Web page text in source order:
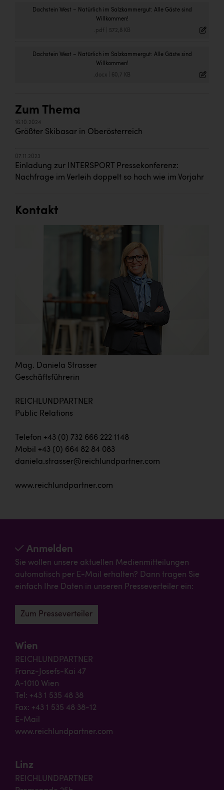
Dachstein West – Natürlich im Salzkammergut: Alle Gäste sind
Willkommen!
.pdf 572,8 KB
Dachstein West – Natürlich im Salzkammergut: Alle Gäste sind
Willkommen!
.docx 60,7 KB
Zum Thema
16.10.2024
Größter Skibasar in Oberösterreich
07.11.2023
Einladung zur INTERSPORT Pressekonferenz:
Nachfrage im Verleih doppelt so hoch wie im Vorjahr
Kontakt
Mag. Daniela Strasser
Geschäftsführerin
REICHLUNDPARTNER
Public Relations
Telefon +43 (0) 732 666 222 1148
Mobil +43 (0) 664 82 84 083
daniela.strasser@reichlundpartner.com
www.reichlundpartner.com
Anmelden
Sie wollen unsere aktuellen Medienmitteilungen
automatisch per E-Mail erhalten? Dann tragen Sie
einfach Ihre Daten in unseren Presseverteiler ein:
Zum Presseverteiler
Wien
REICHLUNDPARTNER
Franz-Josefs-Kai 47
A-1010 Wien
Tel: +43 1 535 48 38
Fax: +43 1 535 48 38-12
E-Mail
www.reichlundpartner.com
Linz
REICHLUNDPARTNER